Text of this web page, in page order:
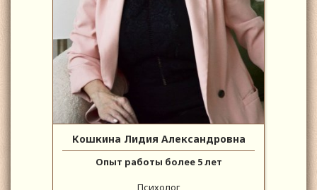
Кошкина Лидия Александровна
Опыт работы более 5 лет
Психолог